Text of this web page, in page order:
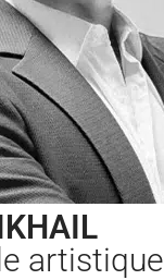
artistique